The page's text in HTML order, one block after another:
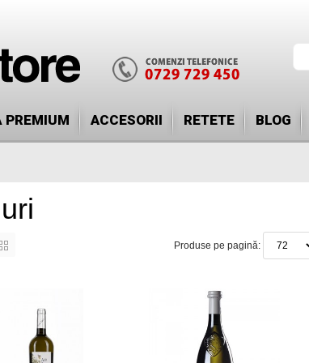
PREMIUM ACCESORII RETETE BLOG
Produse pe pagină: